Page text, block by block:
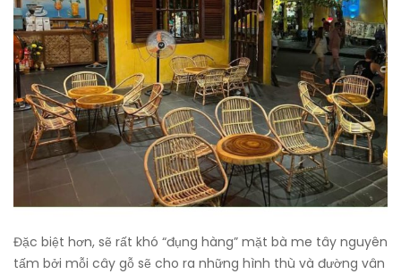
Đặc biệt hơn, sẽ rất khó “đụng hàng” mặt bà me tây nguyên
tấm bởi mỗi cây gỗ sẽ cho ra những hình thù và đường vân